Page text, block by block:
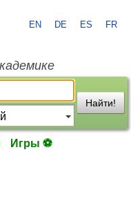
EN DE ES FR
Найти!
Игры ⚽